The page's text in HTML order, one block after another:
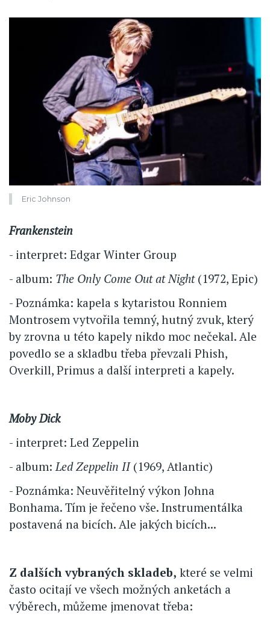
Eric Johnson
Frankenstein
- interpret: Edgar Winter Group
- album: The Only Come Out at Night(1972, Epic)
- Poznámka: kapela s kytaristou Ronniem
Montrosem vytvořila temný, hutný zvuk, který
by zrovna u této kapely nikdo moc nečekal. Ale
povedlo se a skladbu třeba převzali Phish,
Overkill, Primus a další interpreti a kapely.
Moby Dick
- interpret: Led Zeppelin
- album: Led Zeppelin II(1969, Atlantic)
- Poznámka: Neuvěřitelný výkon Johna
Bonhama. Tím je řečeno vše. Instrumentálka
postavená na bicích. Ale jakých bicích...
Z dalších vybraných skladeb, které se velmi
často ocitají ve všech možných anketách a
výběrech, můžeme jmenovat třeba: